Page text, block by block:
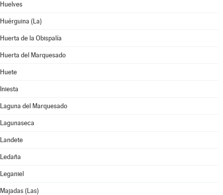
Huelves
Huérguina (La)
Huerta de la Obispalía
Huerta del Marquesado
Huete
Iniesta
Laguna del Marquesado
Lagunaseca
Landete
Ledaña
Leganiel
Majadas (Las)